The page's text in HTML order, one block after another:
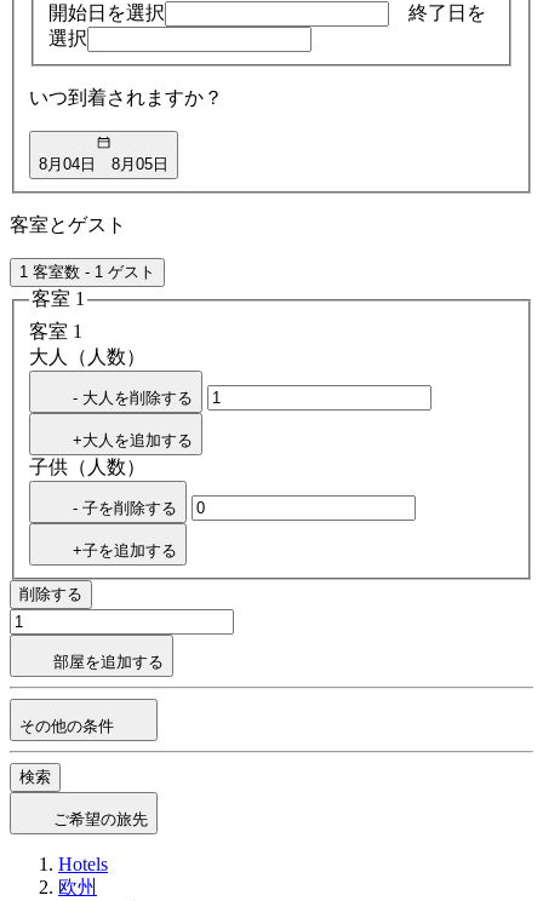
検
索
開始日を選択
終了日を
選択
いつ到着されますか？
8月04日 8月05日
客室とゲスト
1 客室数 - 1 ゲスト
客室 1
客室 1
大人（人数）
- 大人を削除する
+大人を追加する
子供（人数）
- 子を削除する
+子を追加する
削除する
部屋を追加する
その他の条件
検索
ご希望の旅先
Hotels
欧州